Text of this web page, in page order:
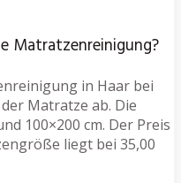
Matratzenreinigung?
in Haar bei
Matratze ab. Die
100×200 cm. Der Preis
liegt bei 35,00